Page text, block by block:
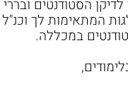
לדיקן הסטודנטים
המתאימות לך וכנ"ל
במכללה.